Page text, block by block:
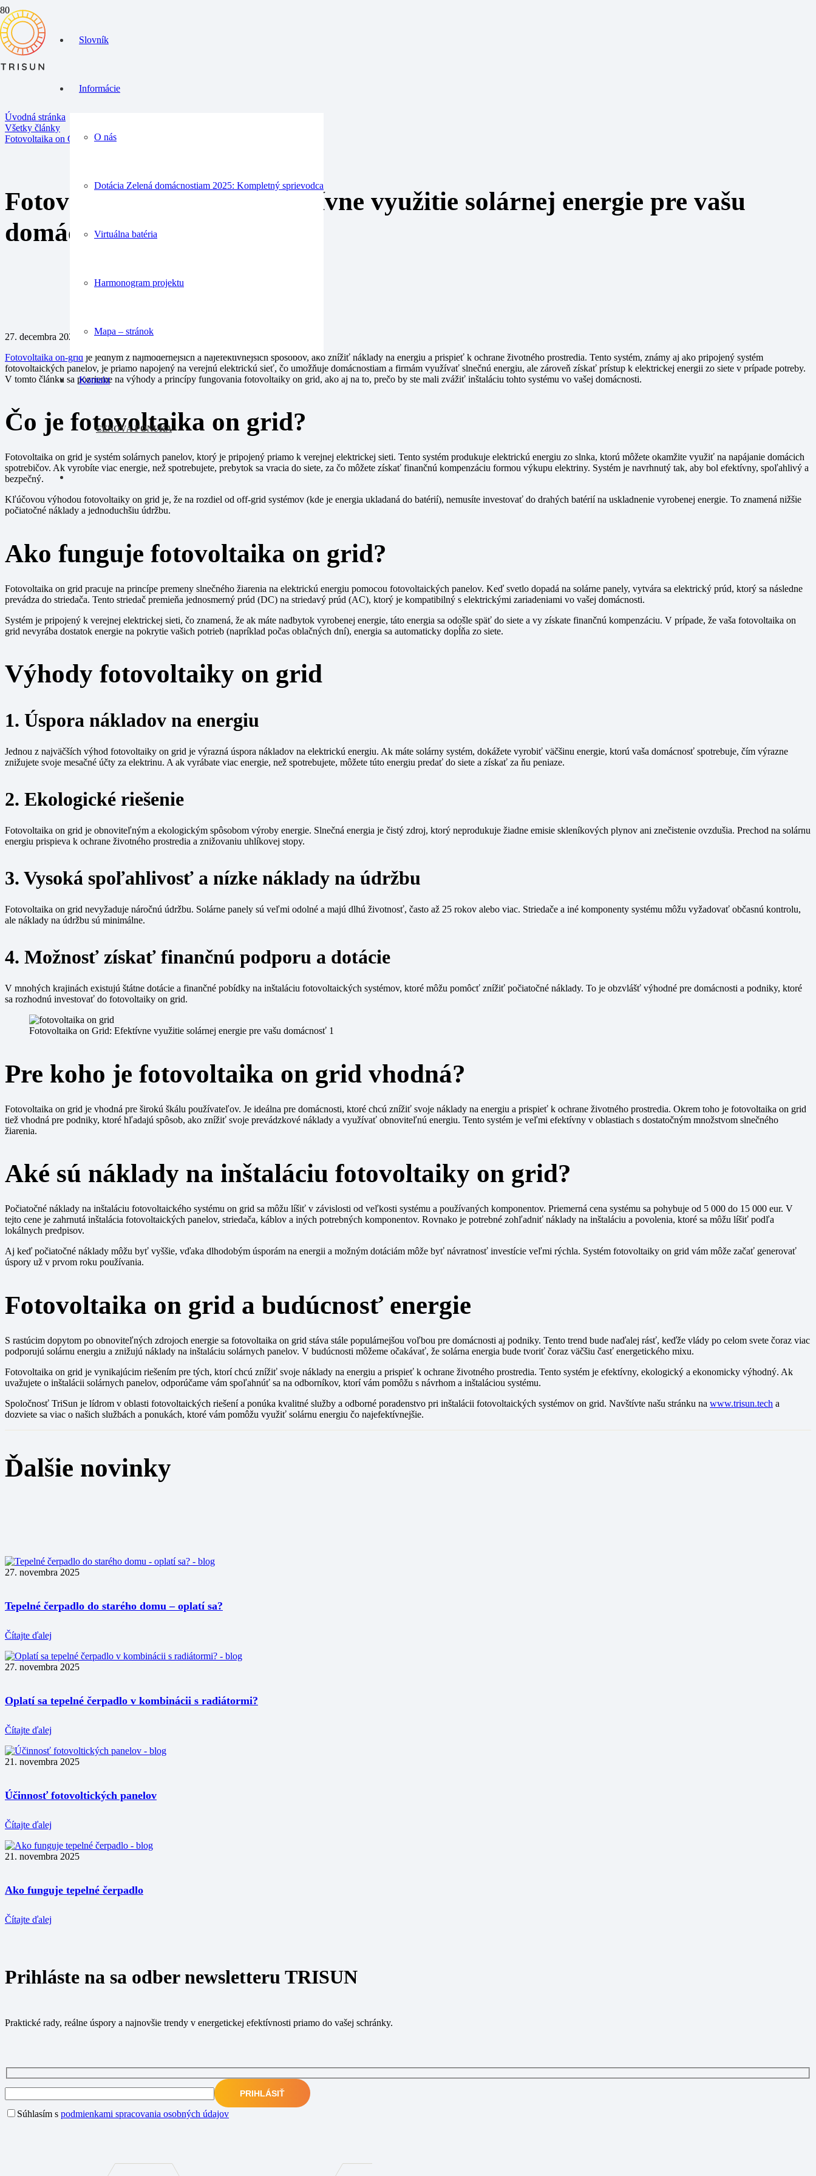
Slovník
Informácie
O nás
Dotácia Zelená domácnostiam 2025: Kompletný sprievodca
Virtuálna batéria
Harmonogram projektu
Mapa – stránok
Kontakt
CENOVÁ PONUKA
Úvodná stránka
Všetky články
Fotovoltaika on Grid: Efektívne využitie solárnej energie pre vašu domácnosť
Fotovoltaika on Grid: Efektívne využitie solárnej energie pre vašu
domácnosť
27. decembra 2024
Fotovoltaika on-grid je jedným z najmodernejších a najefektívnejších spôsobov, ako znížiť náklady na energiu a prispieť k ochrane životného prostredia. Tento systém, známy aj ako pripojený systém
fotovoltaických panelov, je priamo napojený na verejnú elektrickú sieť, čo umožňuje domácnostiam a firmám využívať slnečnú energiu, ale zároveň získať prístup k elektrickej energii zo siete v prípade potreby.
V tomto článku sa pozrieme na výhody a princípy fungovania fotovoltaiky on grid, ako aj na to, prečo by ste mali zvážiť inštaláciu tohto systému vo vašej domácnosti.
Čo je fotovoltaika on grid?
Fotovoltaika on grid je systém solárnych panelov, ktorý je pripojený priamo k verejnej elektrickej sieti. Tento systém produkuje elektrickú energiu zo slnka, ktorú môžete okamžite využiť na napájanie domácich
spotrebičov. Ak vyrobíte viac energie, než spotrebujete, prebytok sa vracia do siete, za čo môžete získať finančnú kompenzáciu formou výkupu elektriny. Systém je navrhnutý tak, aby bol efektívny, spoľahlivý a
bezpečný.
Kľúčovou výhodou fotovoltaiky on grid je, že na rozdiel od off-grid systémov (kde je energia ukladaná do batérií), nemusíte investovať do drahých batérií na uskladnenie vyrobenej energie. To znamená nižšie
počiatočné náklady a jednoduchšiu údržbu.
Ako funguje fotovoltaika on grid?
Fotovoltaika on grid pracuje na princípe premeny slnečného žiarenia na elektrickú energiu pomocou fotovoltaických panelov. Keď svetlo dopadá na solárne panely, vytvára sa elektrický prúd, ktorý sa následne
prevádza do striedača. Tento striedač premieňa jednosmerný prúd (DC) na striedavý prúd (AC), ktorý je kompatibilný s elektrickými zariadeniami vo vašej domácnosti.
Systém je pripojený k verejnej elektrickej sieti, čo znamená, že ak máte nadbytok vyrobenej energie, táto energia sa odošle späť do siete a vy získate finančnú kompenzáciu. V prípade, že vaša fotovoltaika on
grid nevyrába dostatok energie na pokrytie vašich potrieb (napríklad počas oblačných dní), energia sa automaticky dopĺňa zo siete.
Výhody fotovoltaiky on grid
1. Úspora nákladov na energiu
Jednou z najväčších výhod fotovoltaiky on grid je výrazná úspora nákladov na elektrickú energiu. Ak máte solárny systém, dokážete vyrobiť väčšinu energie, ktorú vaša domácnosť spotrebuje, čím výrazne
znižujete svoje mesačné účty za elektrinu. A ak vyrábate viac energie, než spotrebujete, môžete túto energiu predať do siete a získať za ňu peniaze.
2. Ekologické riešenie
Fotovoltaika on grid je obnoviteľným a ekologickým spôsobom výroby energie. Slnečná energia je čistý zdroj, ktorý neprodukuje žiadne emisie skleníkových plynov ani znečistenie ovzdušia. Prechod na solárnu
energiu prispieva k ochrane životného prostredia a znižovaniu uhlíkovej stopy.
3. Vysoká spoľahlivosť a nízke náklady na údržbu
Fotovoltaika on grid nevyžaduje náročnú údržbu. Solárne panely sú veľmi odolné a majú dlhú životnosť, často až 25 rokov alebo viac. Striedače a iné komponenty systému môžu vyžadovať občasnú kontrolu,
ale náklady na údržbu sú minimálne.
4. Možnosť získať finančnú podporu a dotácie
V mnohých krajinách existujú štátne dotácie a finančné pobídky na inštaláciu fotovoltaických systémov, ktoré môžu pomôcť znížiť počiatočné náklady. To je obzvlášť výhodné pre domácnosti a podniky, ktoré
sa rozhodnú investovať do fotovoltaiky on grid.
Fotovoltaika on Grid: Efektívne využitie solárnej energie pre vašu domácnosť 1
Pre koho je fotovoltaika on grid vhodná?
Fotovoltaika on grid je vhodná pre širokú škálu používateľov. Je ideálna pre domácnosti, ktoré chcú znížiť svoje náklady na energiu a prispieť k ochrane životného prostredia. Okrem toho je fotovoltaika on grid
tiež vhodná pre podniky, ktoré hľadajú spôsob, ako znížiť svoje prevádzkové náklady a využívať obnoviteľnú energiu. Tento systém je veľmi efektívny v oblastiach s dostatočným množstvom slnečného
žiarenia.
Aké sú náklady na inštaláciu fotovoltaiky on grid?
Počiatočné náklady na inštaláciu fotovoltaického systému on grid sa môžu líšiť v závislosti od veľkosti systému a používaných komponentov. Priemerná cena systému sa pohybuje od 5 000 do 15 000 eur. V
tejto cene je zahrnutá inštalácia fotovoltaických panelov, striedača, káblov a iných potrebných komponentov. Rovnako je potrebné zohľadniť náklady na inštaláciu a povolenia, ktoré sa môžu líšiť podľa
lokálnych predpisov.
Aj keď počiatočné náklady môžu byť vyššie, vďaka dlhodobým úsporám na energii a možným dotáciám môže byť návratnosť investície veľmi rýchla. Systém fotovoltaiky on grid vám môže začať generovať
úspory už v prvom roku používania.
Fotovoltaika on grid a budúcnosť energie
S rastúcim dopytom po obnoviteľných zdrojoch energie sa fotovoltaika on grid stáva stále populárnejšou voľbou pre domácnosti aj podniky. Tento trend bude naďalej rásť, keďže vlády po celom svete čoraz viac
podporujú solárnu energiu a znižujú náklady na inštaláciu solárnych panelov. V budúcnosti môžeme očakávať, že solárna energia bude tvoriť čoraz väčšiu časť energetického mixu.
Fotovoltaika on grid je vynikajúcim riešením pre tých, ktorí chcú znížiť svoje náklady na energiu a prispieť k ochrane životného prostredia. Tento systém je efektívny, ekologický a ekonomicky výhodný. Ak
uvažujete o inštalácii solárnych panelov, odporúčame vám spoľahnúť sa na odborníkov, ktorí vám pomôžu s návrhom a inštaláciou systému.
Spoločnosť TriSun je lídrom v oblasti fotovoltaických riešení a ponúka kvalitné služby a odborné poradenstvo pri inštalácii fotovoltaických systémov on grid. Navštívte našu stránku na www.trisun.tech a
dozviete sa viac o našich službách a ponukách, ktoré vám pomôžu využiť solárnu energiu čo najefektívnejšie.
Ďalšie novinky
27. novembra 2025
Tepelné čerpadlo do starého domu – oplatí sa?
Čítajte ďalej
27. novembra 2025
Oplatí sa tepelné čerpadlo v kombinácii s radiátormi?
Čítajte ďalej
21. novembra 2025
Účinnosť fotovoltických panelov
Čítajte ďalej
21. novembra 2025
Ako funguje tepelné čerpadlo
Čítajte ďalej
Prihláste na sa odber newsletteru TRISUN
Praktické rady, reálne úspory a najnovšie trendy v energetickej efektívnosti priamo do vašej schránky.
Súhlasím s podmienkami spracovania osobných údajov